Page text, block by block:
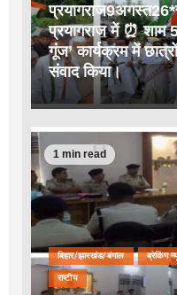
प्रयागराज में ⏰ शाम
गूंज’ कार्यक्रम में
संवाद किया।
1 min read
बिहार/झारखंड/बंगाल ब्रेकिंग
राष्टीय